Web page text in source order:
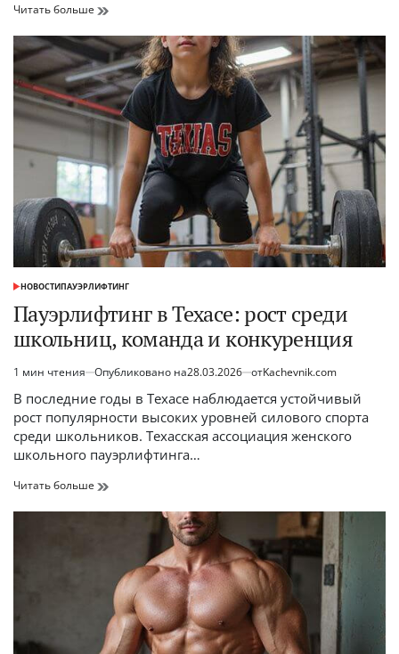
Читать больше Новые
добавки
бодибилдинге:
рост
популярности,
отсутствие
доказательств
усиление
регуляторного
контроля
ОПУБЛИКОВАНО
НОВОСТИПАУЭРЛИФТИНГ
Пауэрлифтинг в Техасе: рост среди
школьниц, команда и конкуренция
Расчётное
время
1 мин чтения Опубликовано на28.03.2026 отKachevnik.com
В последние годы в Техасе наблюдается устойчивый
рост популярности высоких уровней силового спорта
среди школьников. Техасская ассоциация женского
школьного пауэрлифтинга…
Читать больше Пауэрлифтинг
Техасе:
школьниц,
команда
конкуренция